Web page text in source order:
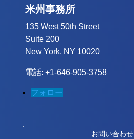
米州事務所
135 West 50th Street
Suite 200
New York, NY 10020
電話: +1-646-905-3758
フォロー
お問い合わせ